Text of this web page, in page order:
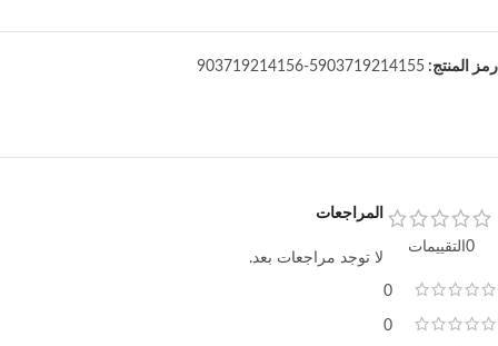
رمز المنتج: 5903719214155-903719214156
0التقييمات
0
0
المراجعات
لا توجد مراجعات بعد.